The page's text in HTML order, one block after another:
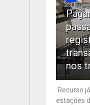
nos
Recurso
estações